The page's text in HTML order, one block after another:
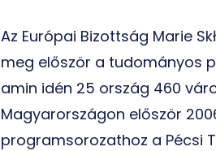
Az Európai Bizottság Marie
meg először a tudományos
amin idén 25 ország 460
Magyarországon először
programsorozathoz a Pécsi